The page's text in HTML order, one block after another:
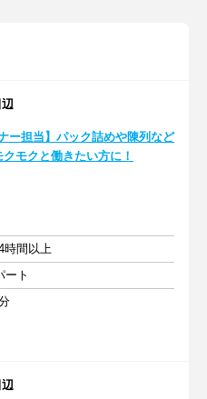
ー担当】パック詰めや陳列など
モクと働きたい方に！
時間以上
ート